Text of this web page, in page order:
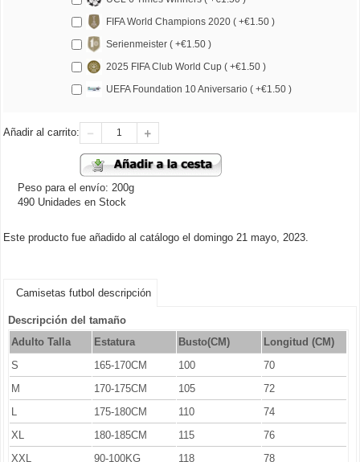
FIFA World Champions 2020 ( +€1.50 )
Serienmeister ( +€1.50 )
2025 FIFA Club World Cup ( +€1.50 )
UEFA Foundation 10 Aniversario ( +€1.50 )
Añadir al carrito:
Peso para el envío: 200g
490 Unidades en Stock
Este producto fue añadido al catálogo el domingo 21 mayo, 2023.
Camisetas futbol descripción
Descripción del tamaño
Adulto Talla
Estatura Busto(CM)
Longitud (CM)
S
165-170CM 100
70
M
170-175CM 105
72
L
175-180CM 110
74
XL
180-185CM 115
76
XXL
90-100KG 118
78